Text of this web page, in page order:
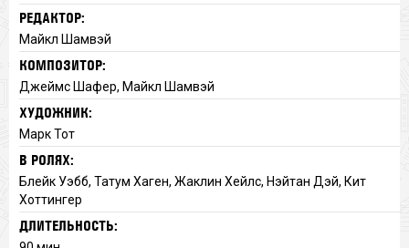
РЕДАКТОР:
Майкл Шамвэй
КОМПОЗИТОР:
Джеймс Шафер, Майкл Шамвэй
ХУДОЖНИК:
Марк Тот
В РОЛЯХ:
Блейк Уэбб, Татум Хаген, Жаклин Хейлс, Нэйтан Дэй, Кит
Хоттингер
ДЛИТЕЛЬНОСТЬ: